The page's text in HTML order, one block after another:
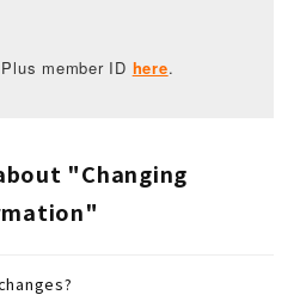
member ID here.
"Changing